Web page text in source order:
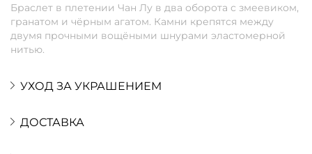
Браслет в плетении Чан Лу в два оборота с змеевиком,
гранатом и чёрным агатом. Камни крепятся между
двумя прочными вощёными шнурами эластомерной
нитью.
УХОД ЗА УКРАШЕНИЕМ
ДОСТАВКА